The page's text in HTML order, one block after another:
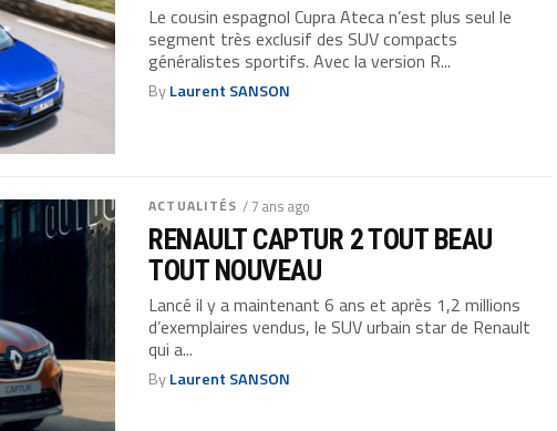
Le cousin espagnol Cupra Ateca n’est plus seul le
segment très exclusif des SUV compacts
généralistes sportifs. Avec la version R...
ByLaurent SANSON
ACTUALITÉS / 7 ans ago
RENAULT CAPTUR 2 TOUT BEAU
TOUT NOUVEAU
Lancé il y a maintenant 6 ans et après 1,2 millions
d’exemplaires vendus, le SUV urbain star de Renault
qui a...
ByLaurent SANSON